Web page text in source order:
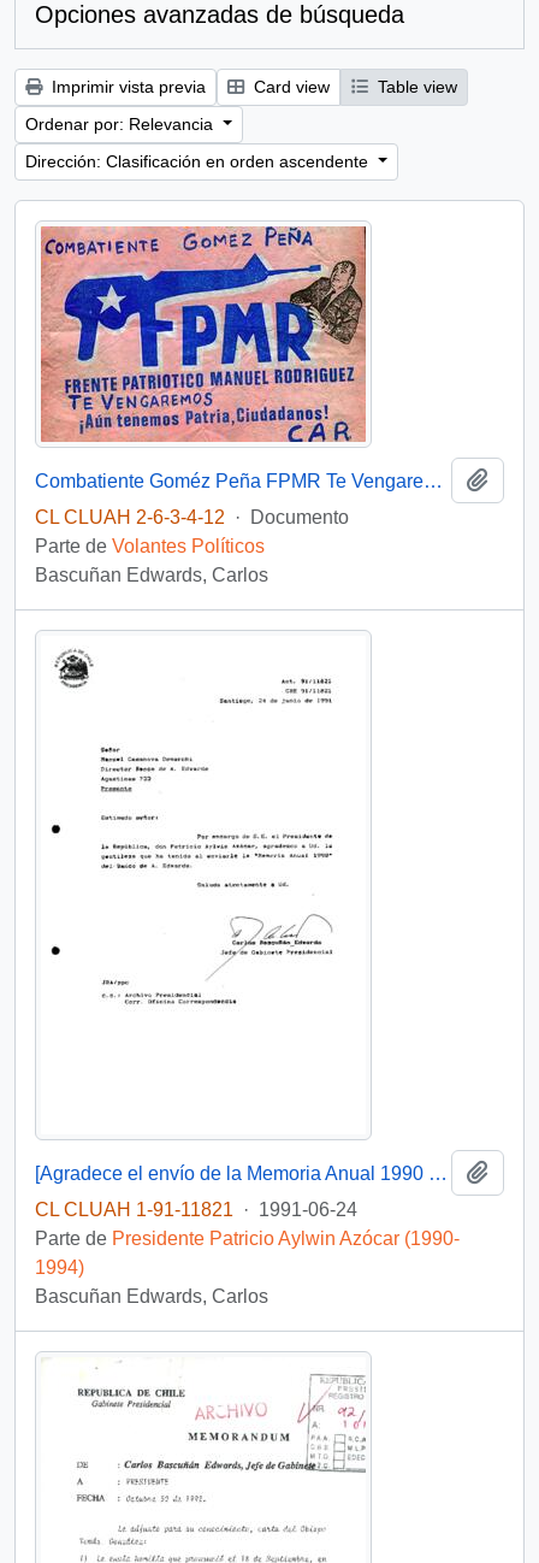
Opciones avanzadas de búsqueda
Imprimir vista previa Card view
Table view
Ordenar por: Relevancia
Dirección: Clasificación en orden ascendente
Combatiente Goméz Peña FPMR Te Vengaremos
CL CLUAH 2-6-3-4-12
·
Documento
Parte de Volantes Políticos
Bascuñan Edwards, Carlos
[Agradece el envío de la Memoria Anual 1990 del Banco de A. Edwards]
CL CLUAH 1-91-11821
· 1991-06-24
Parte de Presidente Patricio Aylwin Azócar (1990-
1994)
Bascuñan Edwards, Carlos